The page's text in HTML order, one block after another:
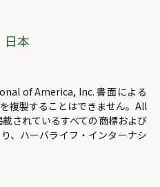
of America, Inc. 書面による
複製することはできません。All
されているすべての商標および
、ハーバライフ・インターナシ
日本